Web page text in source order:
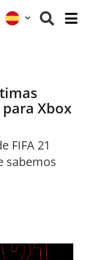
Xbox
FIFA 21
sabemos